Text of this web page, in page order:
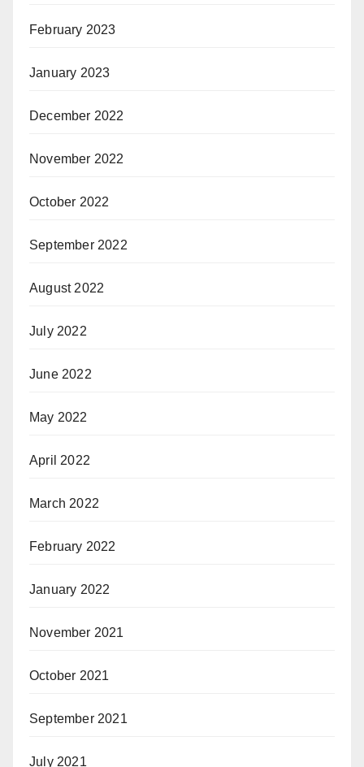
February 2023
January 2023
December 2022
November 2022
October 2022
September 2022
August 2022
July 2022
June 2022
May 2022
April 2022
March 2022
February 2022
January 2022
November 2021
October 2021
September 2021
July 2021